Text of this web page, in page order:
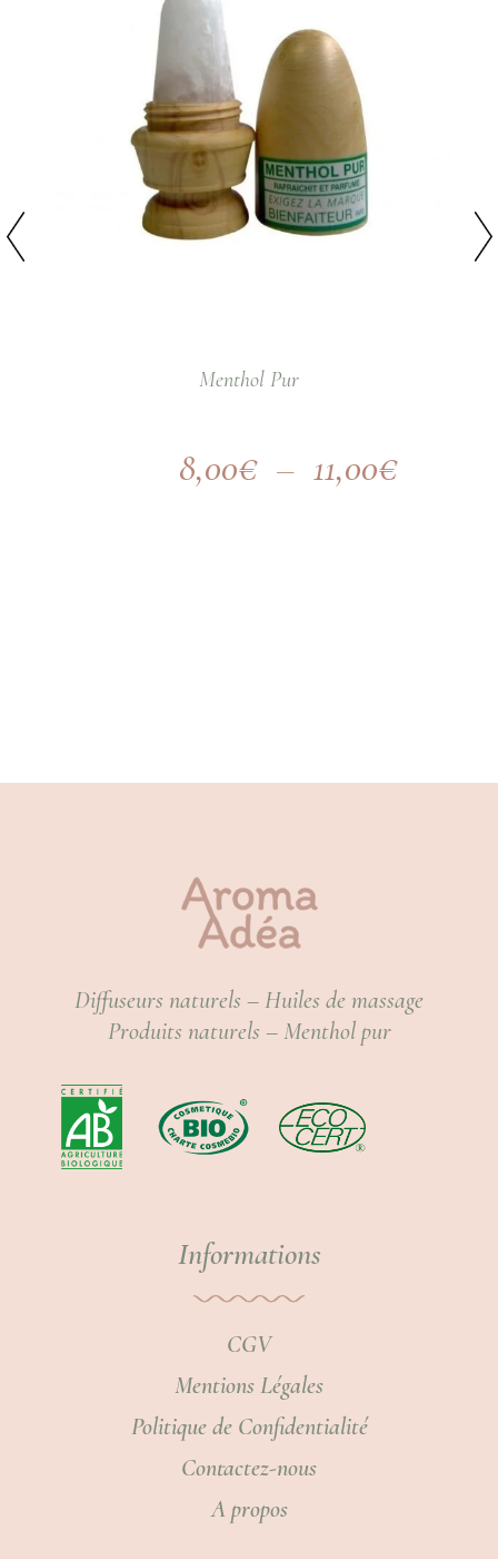
Menthol Pur
8,00€ – 11,00€
Diffuseurs naturels – Huiles de massage
Produits naturels – Menthol pur
Informations
CGV
Mentions Légales
Politique de Confidentialité
Contactez-nous
A propos